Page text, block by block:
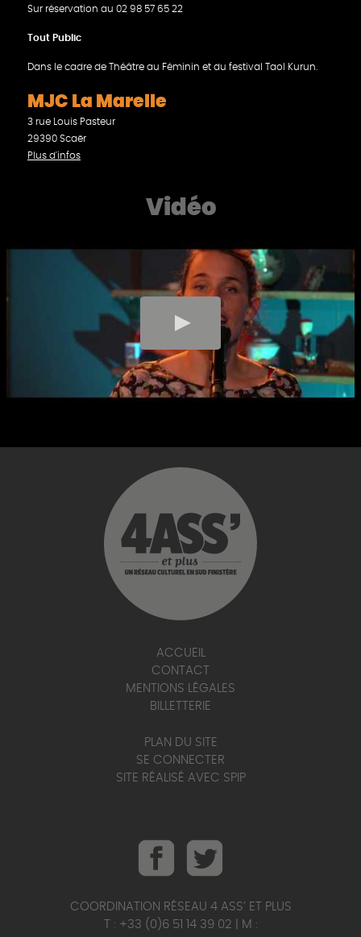
Sur réservation au 02 98 57 65 22
Tout Public
Dans le cadre de Théâtre au Féminin et du festival Taol Kurun.
MJC La Marelle
3 rue Louis Pasteur
29390 Scaër
Plus d'infos
Vidéo
ACCUEIL
CONTACT
MENTIONS LÉGALES
BILLETTERIE
PLAN DU SITE
SE CONNECTER
SITE RÉALISÉ AVEC SPIP
COORDINATION RÉSEAU 4 ASS’ ET PLUS
T : +33 (0)6 51 14 39 02 | M :